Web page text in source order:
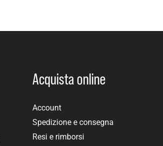
Acquista online
Account
Spedizione e consegna
Resi e rimborsi